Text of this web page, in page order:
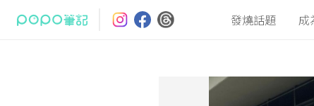
發燒話題 成